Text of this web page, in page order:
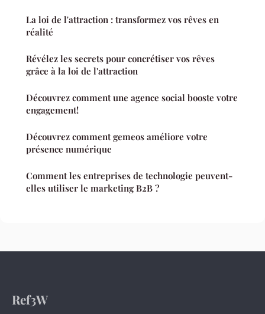
La loi de l'attraction : transformez vos rêves en
réalité
Révélez les secrets pour concrétiser vos rêves
grâce à la loi de l'attraction
Découvrez comment une agence social booste votre
engagement!
Découvrez comment gemeos améliore votre
présence numérique
Comment les entreprises de technologie peuvent-
elles utiliser le marketing B2B ?
Ref3W